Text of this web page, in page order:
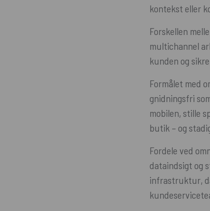
kontekst eller
Forskellen
multichannel
kunden og
Formålet med
gnidningsfri
mobilen, stille
butik – og
Fordele ved
dataindsigt og
infrastruktur,